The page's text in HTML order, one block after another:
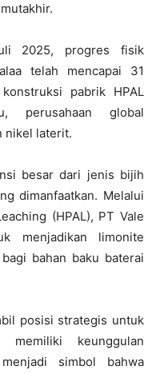
2025, progres fisik
telah mencapai 31
pabrik HPAL
perusahaan global
nikel laterit.
besar dari jenis bijih
dimanfaatkan. Melalui
(HPAL), PT Vale
menjadikan limonite
bahan baku baterai
posisi strategis untuk
memiliki keunggulan
simbol bahwa